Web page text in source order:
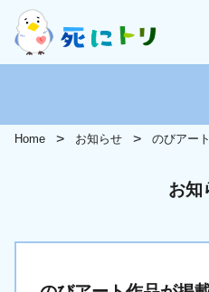
Home お知らせ のびアー
お知